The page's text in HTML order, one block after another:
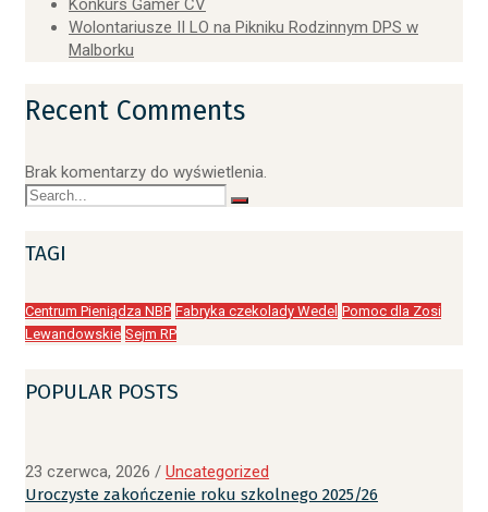
Wolontariusze II LO na Pikniku Rodzinnym DPS w
Malborku
Recent Comments
Brak komentarzy do wyświetlenia.
TAGI
Centrum Pieniądza NBP Fabryka czekolady Wedel Pomoc dla Zosi
Lewandowskie Sejm RP
POPULAR POSTS
23 czerwca, 2026 / Uncategorized
Uroczyste zakończenie roku szkolnego 2025/26